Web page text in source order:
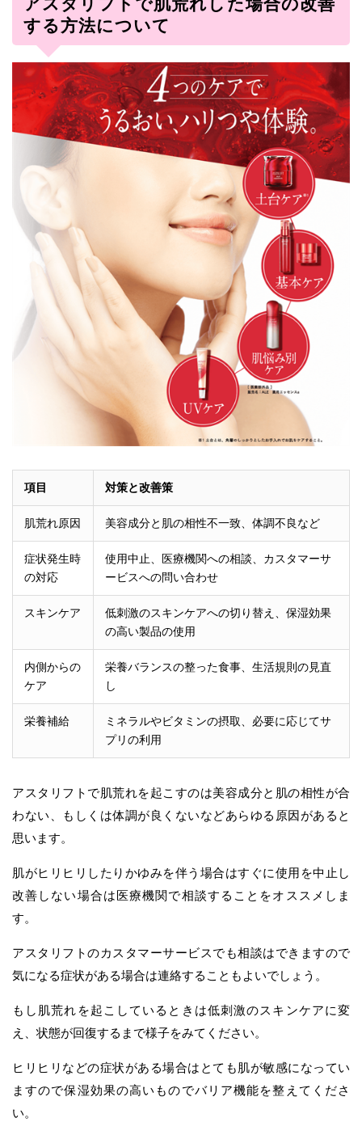
する方法について
項目 対策と改善策
肌荒れ原因 美容成分と肌の相性不一致、体調不良など
症状発生時
の対応
使用中止、医療機関への相談、カスタマーサ
ービスへの問い合わせ
スキンケア
低刺激のスキンケアへの切り替え、保湿効果
の高い製品の使用
内側からの
ケア
栄養バランスの整った食事、生活規則の見直
し
栄養補給
ミネラルやビタミンの摂取、必要に応じてサ
プリの利用
アスタリフトで肌荒れを起こすのは美容成分と肌の相性が合
わない、もしくは体調が良くないなどあらゆる原因があると
思います。
肌がヒリヒリしたりかゆみを伴う場合はすぐに使用を中止し
改善しない場合は医療機関で相談することをオススメしま
す。
アスタリフトのカスタマーサービスでも相談はできますので
気になる症状がある場合は連絡することもよいでしょう。
もし肌荒れを起こしているときは低刺激のスキンケアに変
え、状態が回復するまで様子をみてください。
ヒリヒリなどの症状がある場合はとても肌が敏感になってい
ますので保湿効果の高いものでバリア機能を整えてくださ
い。